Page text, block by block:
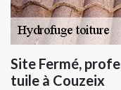
Site Fermé,
tuile à Couzeix